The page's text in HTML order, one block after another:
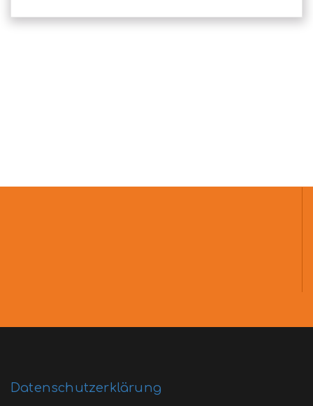
Datenschutzerklärung